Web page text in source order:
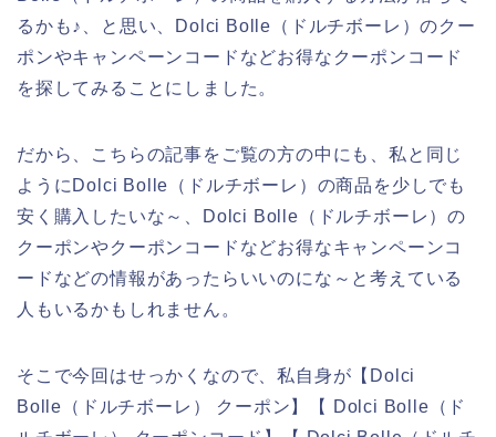
るかも♪、と思い、Dolci Bolle（ドルチボーレ）のクー
ポンやキャンペーンコードなどお得なクーポンコード
を探してみることにしました。
だから、こちらの記事をご覧の方の中にも、私と同じ
ようにDolci Bolle（ドルチボーレ）の商品を少しでも
安く購入したいな～、Dolci Bolle（ドルチボーレ）の
クーポンやクーポンコードなどお得なキャンペーンコ
ードなどの情報があったらいいのにな～と考えている
人もいるかもしれません。
そこで今回はせっかくなので、私自身が【Dolci
Bolle（ドルチボーレ） クーポン】【 Dolci Bolle（ド